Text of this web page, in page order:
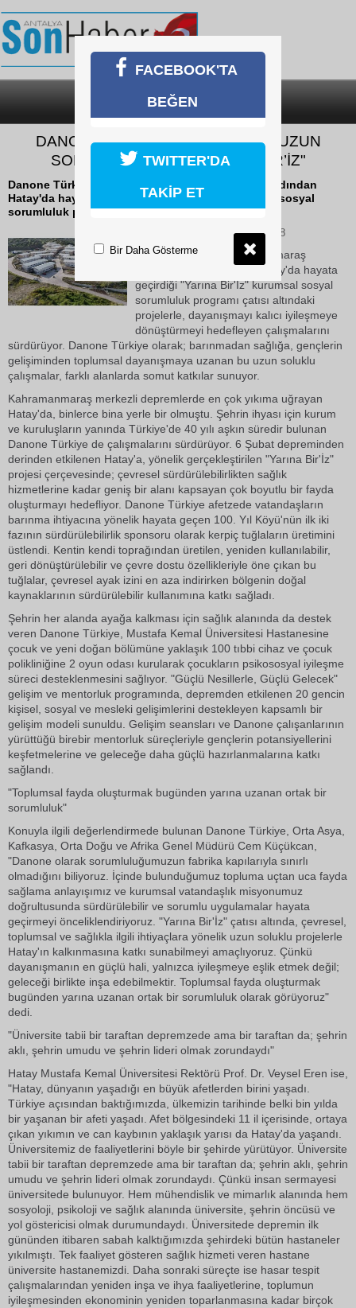
SON DAKİKA
DANONE TÜRKİYE’DEN HATAY’A UZUN
SOLUKLU DESTEK "YARINA BİR’İZ"
Danone Türkiye, Kahramanmaraş depremlerinin ardından
Hatay'da hayata geçirdiği "Yarına Bir'İz" kurumsal sosyal
sorumluluk programı çatısı altındaki projelerle,...
08 Haziran 2026 Pazartesi 09:48
Danone Türkiye, Kahramanmaraş
depremlerinin ardından Hatay'da hayata
geçirdiği "Yarına Bir'İz" kurumsal sosyal
sorumluluk programı çatısı altındaki
projelerle, dayanışmayı kalıcı iyileşmeye
dönüştürmeyi hedefleyen çalışmalarını
sürdürüyor. Danone Türkiye olarak; barınmadan sağlığa, gençlerin
gelişiminden toplumsal dayanışmaya uzanan bu uzun soluklu
çalışmalar, farklı alanlarda somut katkılar sunuyor.
Kahramanmaraş merkezli depremlerde en çok yıkıma uğrayan
Hatay'da, binlerce bina yerle bir olmuştu. Şehrin ihyası için kurum
ve kuruluşların yanında Türkiye'de 40 yılı aşkın süredir bulunan
Danone Türkiye de çalışmalarını sürdürüyor. 6 Şubat depreminden
derinden etkilenen Hatay'a, yönelik gerçekleştirilen "Yarına Bir'İz"
projesi çerçevesinde; çevresel sürdürülebilirlikten sağlık
hizmetlerine kadar geniş bir alanı kapsayan çok boyutlu bir fayda
oluşturmayı hedefliyor. Danone Türkiye afetzede vatandaşların
barınma ihtiyacına yönelik hayata geçen 100. Yıl Köyü'nün ilk iki
fazının sürdürülebilirlik sponsoru olarak kerpiç tuğlaların üretimini
üstlendi. Kentin kendi toprağından üretilen, yeniden kullanılabilir,
geri dönüştürülebilir ve çevre dostu özellikleriyle öne çıkan bu
tuğlalar, çevresel ayak izini en aza indirirken bölgenin doğal
kaynaklarının sürdürülebilir kullanımına katkı sağladı.
Şehrin her alanda ayağa kalkması için sağlık alanında da destek
veren Danone Türkiye, Mustafa Kemal Üniversitesi Hastanesine
çocuk ve yeni doğan bölümüne yaklaşık 100 tıbbi cihaz ve çocuk
polikliniğine 2 oyun odası kurularak çocukların psikososyal iyileşme
süreci desteklenmesini sağlıyor. "Güçlü Nesillerle, Güçlü Gelecek"
gelişim ve mentorluk programında, depremden etkilenen 20 gencin
kişisel, sosyal ve mesleki gelişimlerini destekleyen kapsamlı bir
gelişim modeli sunuldu. Gelişim seansları ve Danone çalışanlarının
yürüttüğü birebir mentorluk süreçleriyle gençlerin potansiyellerini
keşfetmelerine ve geleceğe daha güçlü hazırlanmalarına katkı
sağlandı.
"Toplumsal fayda oluşturmak bugünden yarına uzanan ortak bir
sorumluluk"
Konuyla ilgili değerlendirmede bulunan Danone Türkiye, Orta Asya,
Kafkasya, Orta Doğu ve Afrika Genel Müdürü Cem Küçükcan,
"Danone olarak sorumluluğumuzun fabrika kapılarıyla sınırlı
olmadığını biliyoruz. İçinde bulunduğumuz topluma uçtan uca fayda
sağlama anlayışımız ve kurumsal vatandaşlık misyonumuz
doğrultusunda sürdürülebilir ve sorumlu uygulamalar hayata
geçirmeyi önceliklendiriyoruz. "Yarına Bir'İz" çatısı altında, çevresel,
toplumsal ve sağlıkla ilgili ihtiyaçlara yönelik uzun soluklu projelerle
Hatay'ın kalkınmasına katkı sunabilmeyi amaçlıyoruz. Çünkü
dayanışmanın en güçlü hali, yalnızca iyileşmeye eşlik etmek değil;
geleceği birlikte inşa edebilmektir. Toplumsal fayda oluşturmak
bugünden yarına uzanan ortak bir sorumluluk olarak görüyoruz"
dedi.
"Üniversite tabii bir taraftan depremzede ama bir taraftan da; şehrin
aklı, şehrin umudu ve şehrin lideri olmak zorundaydı"
Hatay Mustafa Kemal Üniversitesi Rektörü Prof. Dr. Veysel Eren ise,
"Hatay, dünyanın yaşadığı en büyük afetlerden birini yaşadı.
Türkiye açısından baktığımızda, ülkemizin tarihinde belki bin yılda
bir yaşanan bir afeti yaşadı. Afet bölgesindeki 11 il içerisinde, ortaya
çıkan yıkımın ve can kaybının yaklaşık yarısı da Hatay'da yaşandı.
Üniversitemiz de faaliyetlerini böyle bir şehirde yürütüyor. Üniversite
tabii bir taraftan depremzede ama bir taraftan da; şehrin aklı, şehrin
umudu ve şehrin lideri olmak zorundaydı. Çünkü insan sermayesi
üniversitede bulunuyor. Hem mühendislik ve mimarlık alanında hem
sosyoloji, psikoloji ve sağlık alanında üniversite, şehrin öncüsü ve
yol göstericisi olmak durumundaydı. Üniversitede depremin ilk
gününden itibaren sabah kalktığımızda şehirdeki bütün hastaneler
yıkılmıştı. Tek faaliyet gösteren sağlık hizmeti veren hastane
üniversite hastanemizdi. Daha sonraki süreçte ise hasar tespit
çalışmalarından yeniden inşa ve ihya faaliyetlerine, toplumun
iyileşmesinden ekonominin yeniden toparlanmasına kadar birçok
FACEBOOK'TA
BEĞEN
TWITTER'DA
TAKİP ET
Bir Daha Gösterme